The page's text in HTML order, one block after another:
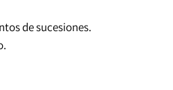
de sucesiones.